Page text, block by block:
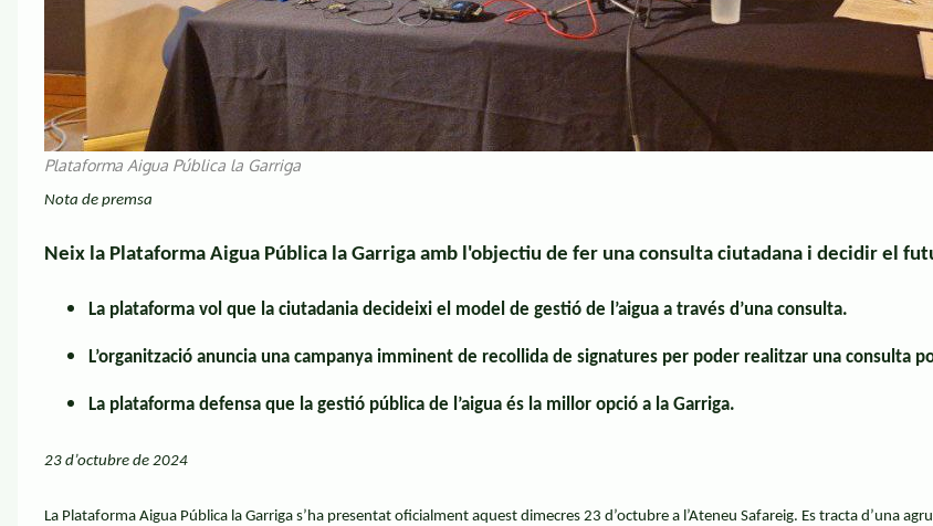
Plataforma Aigua Pública la Garriga
Nota de premsa
Neix la Plataforma Aigua Pública la Garriga amb l'objectiu de fer una consulta ciutadana i decidir el
La plataforma vol que la ciutadania decideixi el model de gestió de l’aigua a través d’una consulta.
L’organització anuncia una campanya imminent de recollida de signatures per poder realitzar una consulta
La plataforma defensa que la gestió pública de l’aigua és la millor opció a la Garriga.
23 d’octubre de 2024
La Plataforma Aigua Pública la Garriga s’ha presentat oficialment aquest dimecres 23 d’octubre a l’Ateneu Safareig. Es tracta d’una